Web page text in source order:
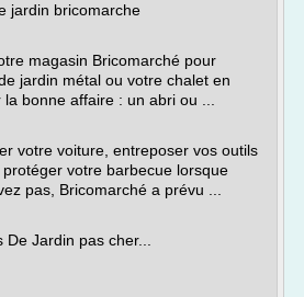
jardin bricomarche
magasin Bricomarché pour
jardin métal ou votre chalet en
bonne affaire : un abri ou ...
votre voiture, entreposer vos outils
votre barbecue lorsque
pas, Bricomarché a prévu ...
Jardin pas cher...